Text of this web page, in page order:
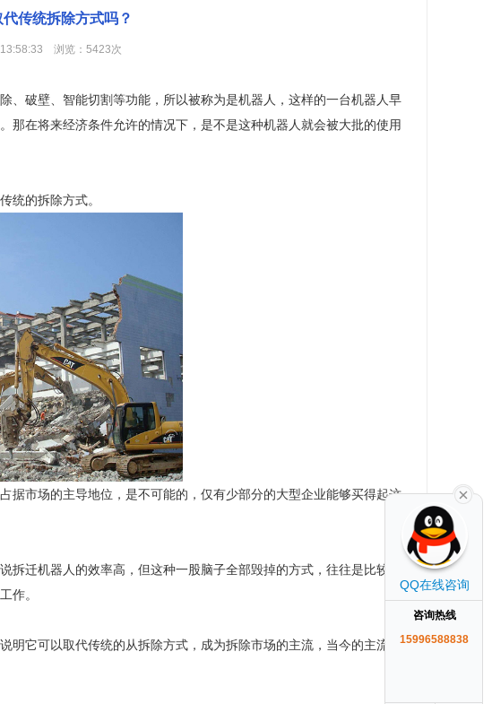
传统拆除方式吗？
浏览：5423次
、破壁、智能切割等功能，所以被称为是机器人，这样的一台机器人早
在将来经济条件允许的情况下，是不是这种机器人就会被大批的使用
统的拆除方式。
据市场的主导地位，是不可能的，仅有少部分的大型企业能够买得起这
迁机器人的效率高，但这种一股脑子全部毁掉的方式，往往是比较呆
作。
明它可以取代传统的从拆除方式，成为拆除市场的主流，当今的主流，
QQ在线咨询
咨询热线
15996588838